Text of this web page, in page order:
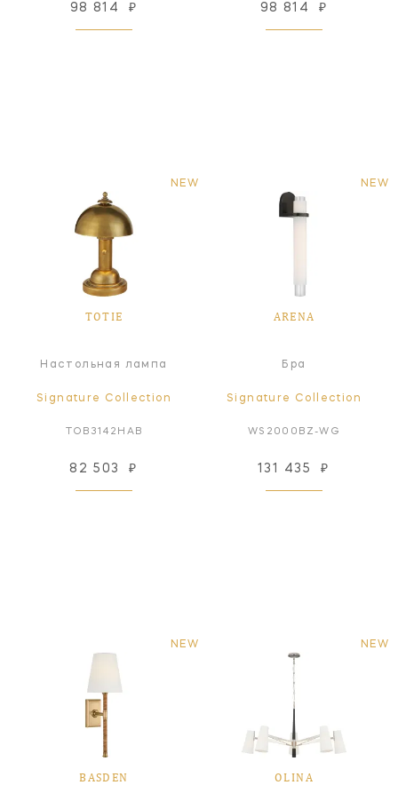
98 814 ₽ 98 814 ₽
NEW
TOTIE
Настольная лампа
Signature Collection
TOB3142HAB
82 503 ₽
NEW
ARENA
Бра
Signature Collection
WS2000BZ-WG
131 435 ₽
NEW
BASDEN
NEW
OLINA